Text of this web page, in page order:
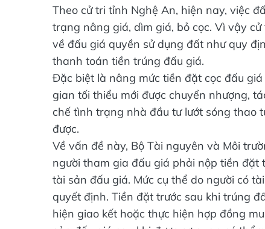
Theo cử tri tỉnh Nghệ An, hiện nay, việc
trạng nâng giá, dìm giá, bỏ cọc. Vì vậy
về đấu giá quyền sử dụng đất như quy
thanh toán tiền trúng đấu giá.
Đặc biệt là nâng mức tiền đặt cọc đấu
gian tối thiểu mới được chuyển nhượng,
chế tình trạng nhà đầu tư lướt sóng thao
được.
Về vấn đề này, Bộ Tài nguyên và Môi
người tham gia đấu giá phải nộp tiền đặt
tài sản đấu giá. Mức cụ thể do người có
quyết định. Tiền đặt trước sau khi trúng
hiện giao kết hoặc thực hiện hợp đồng